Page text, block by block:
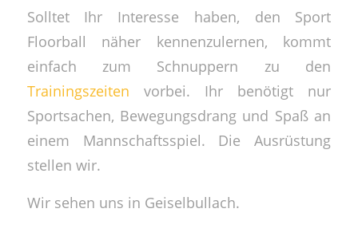
Solltet Ihr Interesse haben, den Sport
Floorball näher kennenzulernen, kommt
einfach zum Schnuppern zu den
Trainingszeiten vorbei. Ihr benötigt nur
Sportsachen, Bewegungsdrang und Spaß an
einem Mannschaftsspiel. Die Ausrüstung
stellen wir.
Wir sehen uns in Geiselbullach.